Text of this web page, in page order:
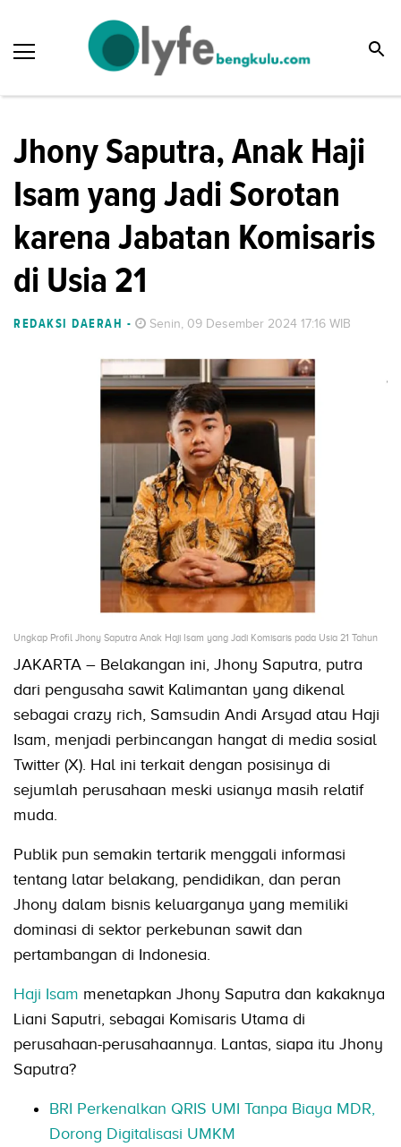
Jhony Saputra, Anak Haji
Isam yang Jadi Sorotan
karena Jabatan Komisaris
di Usia 21
REDAKSI DAERAH - Senin, 09 Desember 2024 17:16 WIB
Ungkap Profil Jhony Saputra Anak Haji Isam yang Jadi Komisaris pada Usia 21 Tahun
JAKARTA – Belakangan ini, Jhony Saputra, putra
dari pengusaha sawit Kalimantan yang dikenal
sebagai crazy rich, Samsudin Andi Arsyad atau Haji
Isam, menjadi perbincangan hangat di media sosial
Twitter (X). Hal ini terkait dengan posisinya di
sejumlah perusahaan meski usianya masih relatif
muda.
Publik pun semakin tertarik menggali informasi
tentang latar belakang, pendidikan, dan peran
Jhony dalam bisnis keluarganya yang memiliki
dominasi di sektor perkebunan sawit dan
pertambangan di Indonesia.
Haji Isam menetapkan Jhony Saputra dan kakaknya
Liani Saputri, sebagai Komisaris Utama di
perusahaan-perusahaannya. Lantas, siapa itu Jhony
Saputra?
BRI Perkenalkan QRIS UMI Tanpa Biaya MDR,
Dorong Digitalisasi UMKM